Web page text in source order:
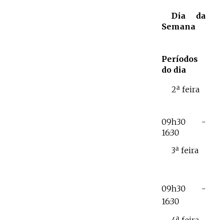
Dia da
Semana
Períodos
do dia
2ª feira
09h30 -
16:30
3ª feira
09h30 -
16:30